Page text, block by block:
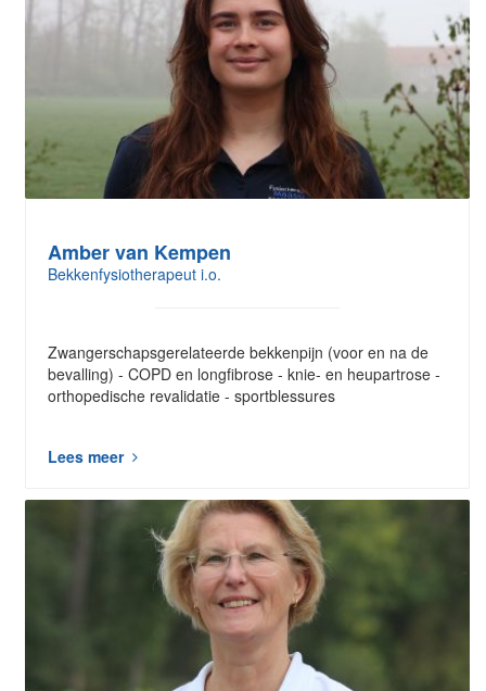
Amber van Kempen
Bekkenfysiotherapeut i.o.
Zwangerschapsgerelateerde bekkenpijn (voor en na de
bevalling) - COPD en longfibrose - knie- en heupartrose -
orthopedische revalidatie - sportblessures
Lees meer